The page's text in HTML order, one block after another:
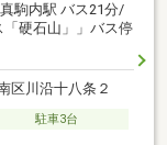
駒内駅 バス21分/
「硬石山」」バス停
区川沿十八条２
駐車3台